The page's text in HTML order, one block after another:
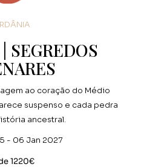
SEGREDOS
ao coração do Médio
suspenso e cada pedra
ancestral.
- 06 Jan 2027
1220€